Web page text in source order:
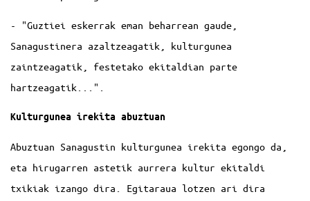
- "Guztiei eskerrak eman beharrean gaude,
Sanagustinera azaltzeagatik, kulturgunea
zaintzeagatik, festetako ekitaldian parte
hartzeagatik...".
Kulturgunea irekita abuztuan
Abuztuan Sanagustin kulturgunea irekita egongo da,
eta hirugarren astetik aurrera kultur ekitaldi
txikiak izango dira. Egitaraua lotzen ari dira